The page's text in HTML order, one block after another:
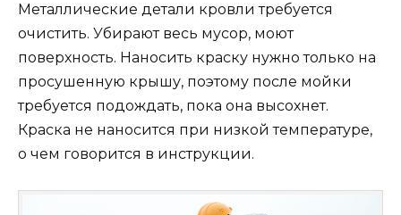
Металлические детали кровли требуется
очистить. Убирают весь мусор, моют
поверхность. Наносить краску нужно только на
просушенную крышу, поэтому после мойки
требуется подождать, пока она высохнет.
Краска не наносится при низкой температуре,
о чем говорится в инструкции.